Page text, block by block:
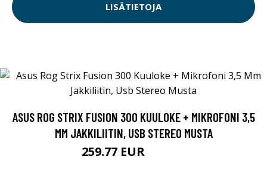
LISÄTIETOJA
ASUS ROG STRIX FUSION 300 KUULOKE + MIKROFONI 3,5
MM JAKKILIITIN, USB STEREO MUSTA
259.77 EUR